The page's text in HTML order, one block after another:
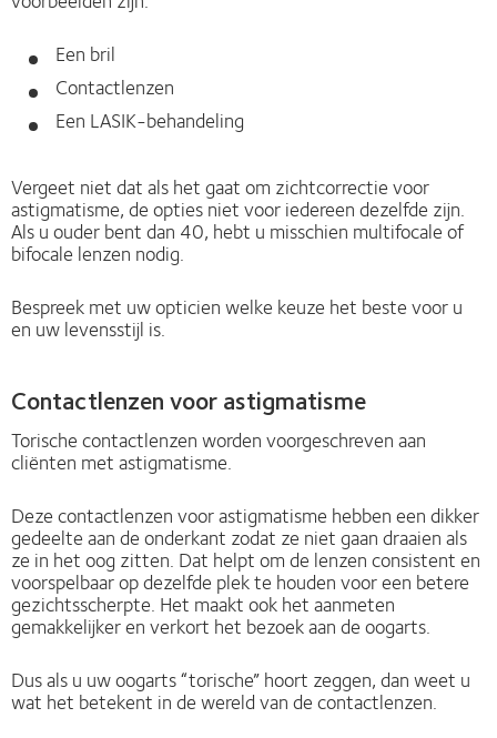
Een bril
Contactlenzen
Een LASIK-behandeling
Vergeet niet dat als het gaat om zichtcorrectie voor
astigmatisme, de opties niet voor iedereen dezelfde zijn.
Als u ouder bent dan 40, hebt u misschien multifocale of
bifocale lenzen nodig.
Bespreek met uw opticien welke keuze het beste voor u
en uw levensstijl is.
Contactlenzen voor astigmatisme
Torische contactlenzen worden voorgeschreven aan
cliënten met astigmatisme.
Deze contactlenzen voor astigmatisme hebben een dikker
gedeelte aan de onderkant zodat ze niet gaan draaien als
ze in het oog zitten. Dat helpt om de lenzen consistent en
voorspelbaar op dezelfde plek te houden voor een betere
gezichtsscherpte. Het maakt ook het aanmeten
gemakkelijker en verkort het bezoek aan de oogarts.
Dus als u uw oogarts “torische” hoort zeggen, dan weet u
wat het betekent in de wereld van de contactlenzen.